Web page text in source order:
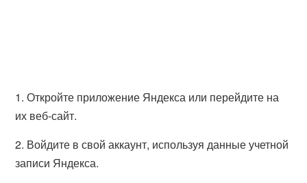
1. Откройте приложение Яндекса или перейдите на
их веб-сайт.
2. Войдите в свой аккаунт, используя данные учетной
записи Яндекса.